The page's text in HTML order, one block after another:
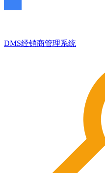
DMS经销商管理系统